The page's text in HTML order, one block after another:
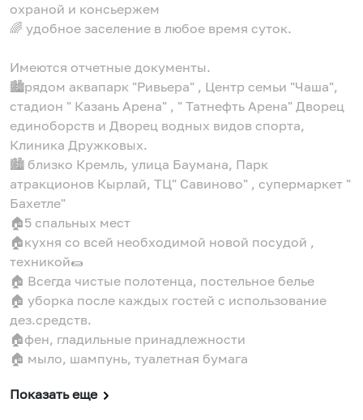
охраной и консьержем
🌈 удобное заселение в любое время суток.
Имеются отчетные документы.
🏙рядом аквапарк "Ривьера" , Центр семьи "Чаша",
стадион " Казань Арена" , " Татнефть Арена" Дворец
единоборств и Дворец водных видов спорта,
Клиника Дружковых.
🏙 близко Кремль, улица Баумана, Парк
атракционов Кырлай, ТЦ" Савиново" , супермаркет "
Бахетле"
🏠5 спальных мест
🏠кухня со всей необходимой новой посудой ,
техникой🌯
🏠 Всегда чистые полотенца, постельное белье
🏠 уборка после каждых гостей с использование
дез.средств.
🏠фен, гладильные принадлежности
🏠 мыло, шампунь, туалетная бумага
Показать еще